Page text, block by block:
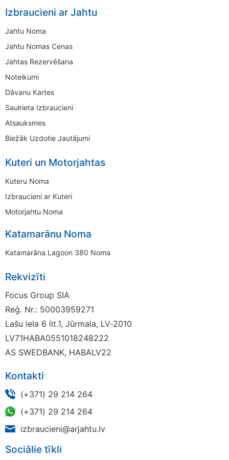
Izbraucieni ar Jahtu
Jahtu Noma
Jahtu Nomas Cenas
Jahtas Rezervēšana
Noteikumi
Dāvanu Kartes
Saulrieta Izbraucieni
Atsauksmes
Biežāk Uzdotie Jautājumi
Kuteri un Motorjahtas
Kuteru Noma
Izbraucieni ar Kuteri
Motorjahtu Noma
Katamarānu Noma
Katamarāna Lagoon 380 Noma
Rekvizīti
Focus Group SIA
Reģ. Nr.: 50003959271
Lašu iela 6 lit.1, Jūrmala, LV-2010
LV71HABA0551018248222
AS SWEDBANK, HABALV22
Kontakti
(+371) 29 214 264
(+371) 29 214 264
izbraucieni@arjahtu.lv
Sociālie tīkli